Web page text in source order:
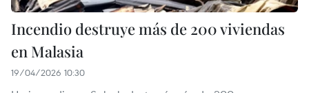
Incendio destruye más de 200 viviendas
en Malasia
19/04/2026 10:30